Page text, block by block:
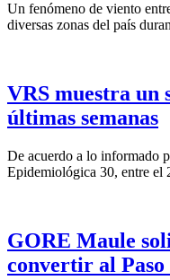
Un fenómeno de viento
diversas zonas del país
VRS muestra un
últimas semanas
De acuerdo a lo informado
Epidemiológica 30, entre el
GORE Maule
convertir al Paso